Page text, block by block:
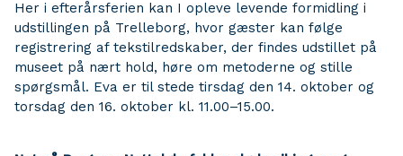
Her i efterårsferien kan I opleve levende formidling i
udstillingen på Trelleborg, hvor gæster kan følge
registrering af tekstilredskaber, der findes udstillet på
museet på nært hold, høre om metoderne og stille
spørgsmål. Eva er til stede tirsdag den 14. oktober og
torsdag den 16. oktober kl. 11.00–15.00.